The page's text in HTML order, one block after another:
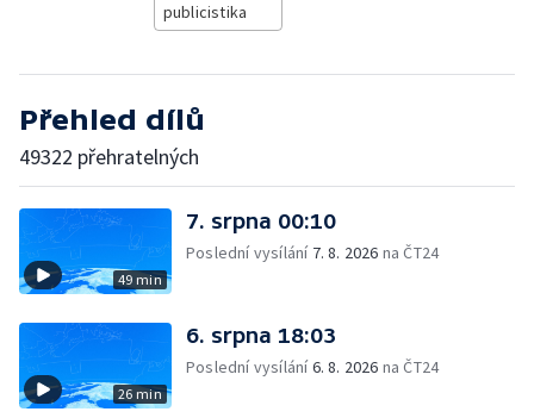
publicistika
Přehled dílů
49322 přehratelných
49 min
7. srpna 00:10
Poslední vysílání 7. 8. 2026 na ČT24
26 min
6. srpna 18:03
Poslední vysílání6. 8. 2026 na ČT24